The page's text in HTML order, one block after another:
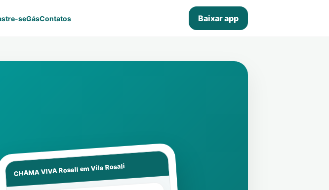
seGásContatos Baixar app
CHAMA VIVA Rosali emVila Rosali